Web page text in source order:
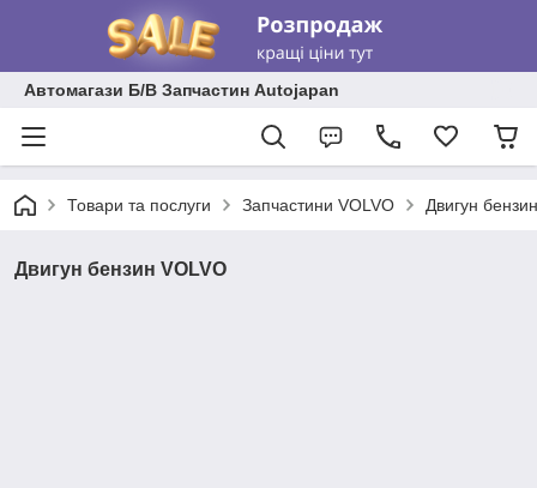
Автомагази Б/В Запчастин Autojapan
Товари та послуги Запчастини VOLVO Двигун
Двигун бензин VOLVO